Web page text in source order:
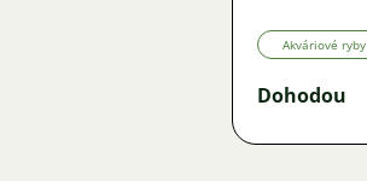
Akváriové ryby
Dohodou